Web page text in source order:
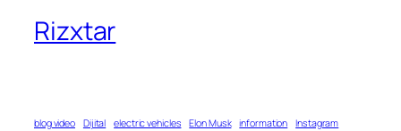
Rizxtar
blog video Dijital electric vehicles Elon Musk information Instagram